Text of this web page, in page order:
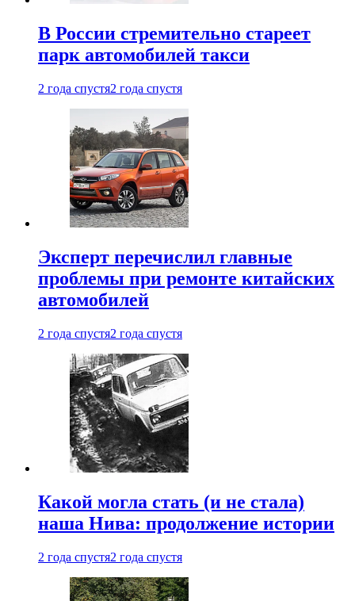
В России стремительно стареет
парк автомобилей такси
2 года спустя2 года спустя
Эксперт перечислил главные
проблемы при ремонте китайских
автомобилей
2 года спустя2 года спустя
Какой могла стать (и не стала)
наша Нива: продолжение истории
2 года спустя2 года спустя